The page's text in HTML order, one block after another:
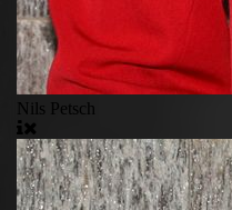
Nils Petsch